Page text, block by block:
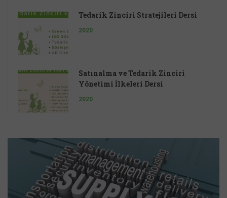
Tedarik Zinciri Stratejileri Dersi
2020
Satınalma ve Tedarik Zinciri
Yönetimi İlkeleri Dersi
2020